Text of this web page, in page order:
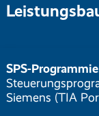
SPS-
Siemens (TIA